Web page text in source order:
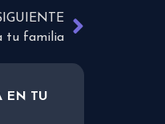
tu familia
EN TU